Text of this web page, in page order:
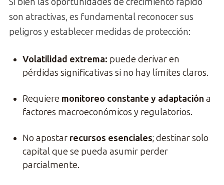
son atractivas, es fundamental reconocer sus
peligros y establecer medidas de protección:
Volatilidad extrema: puede derivar en
pérdidas significativas si no hay límites claros.
Requiere monitoreo constante y adaptación a
factores macroeconómicos y regulatorios.
No apostar recursos esenciales; destinar solo
capital que se pueda asumir perder
parcialmente.